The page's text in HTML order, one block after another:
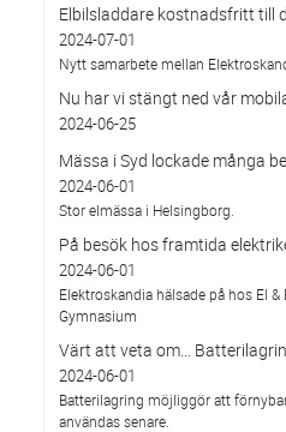
Elbilsladdare kostnadsfritt till
2024-07-01
Nytt samarbete mellan
Nu har vi stängt ned vår
2024-06-25
Mässa i Syd lockade många
2024-06-01
Stor elmässa i Helsingborg.
På besök hos framtida
2024-06-01
Elektroskandia hälsade på hos El
Gymnasium
Värt att veta om...
2024-06-01
Batterilagring möjliggör att
användas senare.